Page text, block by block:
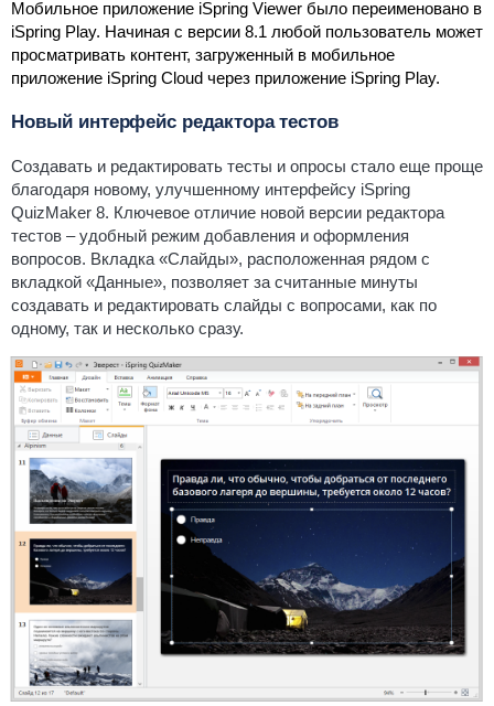
Мобильное приложение iSpring Viewer было переименовано в
iSpring Play. Начиная с версии 8.1 любой пользователь может
просматривать контент, загруженный в мобильное
приложение iSpring Cloud через приложение iSpring Play.
Новый интерфейс редактора тестов
Создавать и редактировать тесты и опросы стало еще проще
благодаря новому, улучшенному интерфейсу iSpring
QuizMaker 8. Ключевое отличие новой версии редактора
тестов – удобный режим добавления и оформления
вопросов. Вкладка «Слайды», расположенная рядом с
вкладкой «Данные», позволяет за считанные минуты
создавать и редактировать слайды с вопросами, как по
одному, так и несколько сразу.